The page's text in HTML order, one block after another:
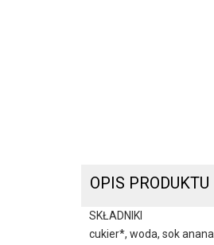
OPIS PRODUKTU
SKŁADNIKI
cukier*, woda, sok